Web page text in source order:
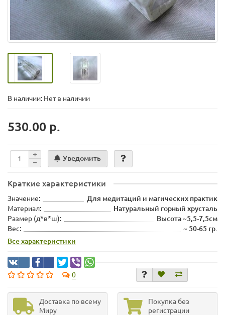
В наличии: Нет в наличии
530.00 р.
Уведомить
Краткие характеристики
Значение:
Для медитаций и магических практик
Материал:
Натуральный горный хрусталь
Размер (д*в*ш):
Высота ~5,5-7,5см
Вес:
~ 50-65 гр.
Все характеристики
0
Доставка по всему
Миру
Покупка без
регистрации